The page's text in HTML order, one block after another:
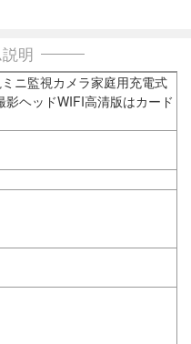
明
ニ監視カメラ家庭用充電式
ヘッドWIFI高清版はカード